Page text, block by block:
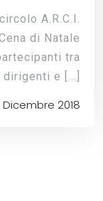
A.R.C.I.
di Natale
tra
dirigenti e
[...]
Dicembre 2018